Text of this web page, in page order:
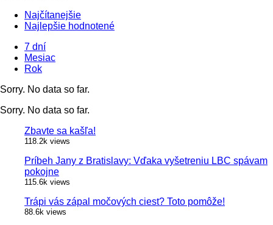
Najčítanejšie
Najlepšie hodnotené
7 dní
Mesiac
Rok
Sorry. No data so far.
Sorry. No data so far.
Zbavte sa kašľa!
118.2k views
Príbeh Jany z Bratislavy: Vďaka vyšetreniu LBC spávam
pokojne
115.6k views
Trápi vás zápal močových ciest? Toto pomôže!
88.6k views